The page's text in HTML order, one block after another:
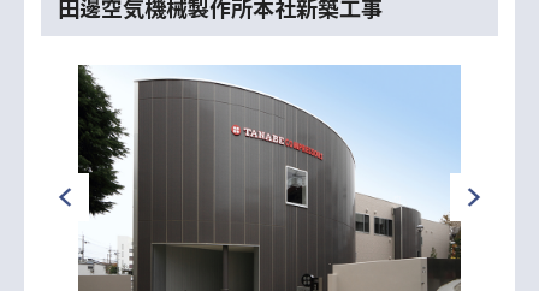
田邊空気機械製作所本社新築工事